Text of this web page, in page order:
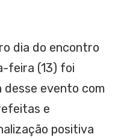
dia do encontro
feira (13) foi
desse evento com
e
positiva